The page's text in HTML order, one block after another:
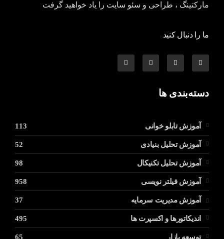
مارکتینگ ، طراحی و سئو سایت را یاد خواهید گرفت
ما را دنبال کنید
دسته‌بندی ها
آموزش تابلو خوانی 113
آموزش تحلیل بنیادی 52
آموزش تحلیل تکنیکال 98
آموزش فیلتر نویسی 958
آموزش مدیریت سرمایه 37
اندیکاتورها و اکسپرت ها 495
توسعه بازار 65